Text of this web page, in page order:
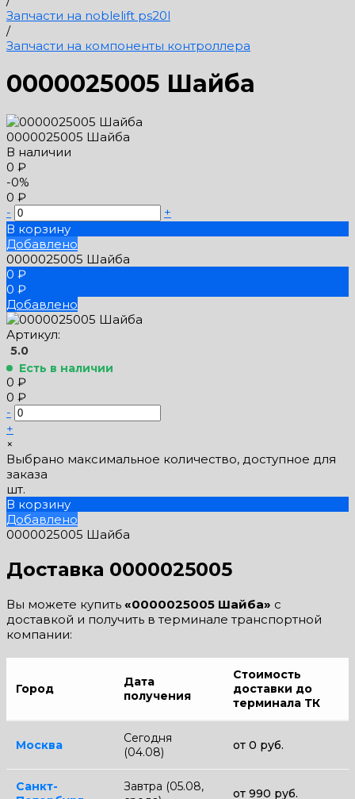
Запчасти на noblelift ps20l
/
Запчасти на компоненты контроллера
0000025005 Шайба
0000025005 Шайба
В наличии
0 ₽
-0%
0 ₽
-
+
В корзину
Добавлено
0000025005 Шайба
0 ₽
0 ₽
Добавлено
Артикул:
5.0
Есть в наличии
0 ₽
0 ₽
-
+
×
Выбрано максимальное количество, доступное для
заказа
шт.
В корзину
Добавлено
0000025005 Шайба
Доставка 0000025005
Вы можете купить «0000025005 Шайба» с
доставкой и получить в терминале транспортной
компании:
Город
Дата
получения
Стоимость
доставки до
терминала ТК
Москва
Сегодня
(04.08)
от 0 руб.
Санкт-
Завтра (05.08,
от 990 руб.